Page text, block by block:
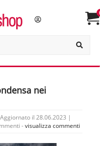
nei
il 28.06.2023 |
-visualizza commenti